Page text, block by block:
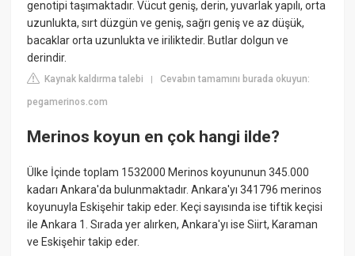
genotipi taşımaktadır. Vücut geniş, derin, yuvarlak yapılı, orta
uzunlukta, sırt düzgün ve geniş, sağrı geniş ve az düşük,
bacaklar orta uzunlukta ve iriliktedir. Butlar dolgun ve
derindir.
Kaynak kaldırma talebi |Cevabın tamamını burada okuyun:
pegamerinos.com
Merinos koyun en çok hangi ilde?
Ülke İçinde toplam 1532000 Merinos koyununun 345.000
kadarı Ankara'da bulunmaktadır. Ankara'yı 341796 merinos
koyunuyla Eskişehir takip eder. Keçi sayısında ise tiftik keçisi
ile Ankara 1. Sırada yer alırken, Ankara'yı ise Siirt, Karaman
ve Eskişehir takip eder.